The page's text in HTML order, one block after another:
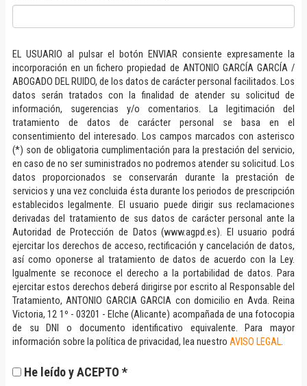
EL USUARIO al pulsar el botón ENVIAR consiente expresamente la
incorporación en un fichero propiedad de ANTONIO GARCÍA GARCÍA /
ABOGADO DEL RUIDO, de los datos de carácter personal facilitados. Los
datos serán tratados con la finalidad de atender su solicitud de
información, sugerencias y/o comentarios. La legitimación del
tratamiento de datos de carácter personal se basa en el
consentimiento del interesado. Los campos marcados con asterisco
(*) son de obligatoria cumplimentación para la prestación del servicio,
en caso de no ser suministrados no podremos atender su solicitud. Los
datos proporcionados se conservarán durante la prestación de
servicios y una vez concluida ésta durante los periodos de prescripción
establecidos legalmente. El usuario puede dirigir sus reclamaciones
derivadas del tratamiento de sus datos de carácter personal ante la
Autoridad de Protección de Datos (www.agpd.es). El usuario podrá
ejercitar los derechos de acceso, rectificación y cancelación de datos,
así como oponerse al tratamiento de datos de acuerdo con la Ley.
Igualmente se reconoce el derecho a la portabilidad de datos. Para
ejercitar estos derechos deberá dirigirse por escrito al Responsable del
Tratamiento, ANTONIO GARCIA GARCIA con domicilio en Avda. Reina
Victoria, 12 1º - 03201 - Elche (Alicante) acompañada de una fotocopia
de su DNI o documento identificativo equivalente. Para mayor
información sobre la política de privacidad, lea nuestro AVISO LEGAL.
He leído y ACEPTO *